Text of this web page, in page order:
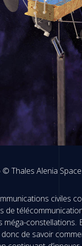
Thales Alenia Space
civiles
de
de savoir